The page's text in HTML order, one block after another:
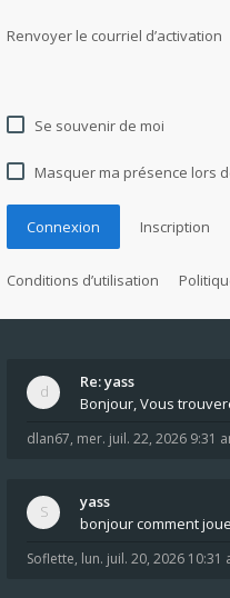
Renvoyer le courriel d’activation
Se souvenir de moi
Masquer ma présence lors
Connexion Inscription
Conditions d’utilisation
Re: yass
Bonjour, Vous
dlan67, mer. juil. 22, 2026 9:31
yass
bonjour comment
Soflette, lun. juil. 20, 2026 10:31